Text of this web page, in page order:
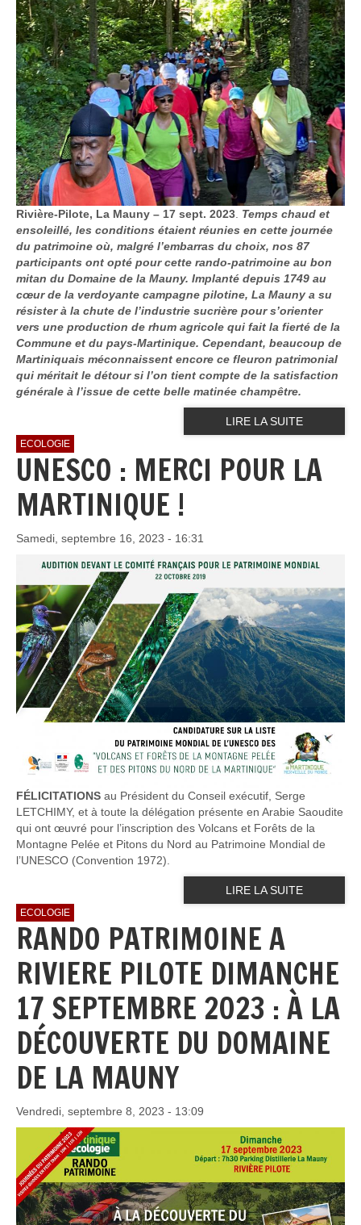
Rivière-Pilote, La Mauny – 17 sept. 2023. Temps chaud et
ensoleillé, les conditions étaient réunies en cette journée
du patrimoine où, malgré l’embarras du choix, nos 87
participants ont opté pour cette rando-patrimoine au bon
mitan du Domaine de la Mauny. Implanté depuis 1749 au
cœur de la verdoyante campagne pilotine, La Mauny a su
résister à la chute de l’industrie sucrière pour s’orienter
vers une production de rhum agricole qui fait la fierté de la
Commune et du pays-Martinique. Cependant, beaucoup de
Martiniquais méconnaissent encore ce fleuron patrimonial
qui méritait le détour si l’on tient compte de la satisfaction
générale à l’issue de cette belle matinée champêtre.
LIRE LA SUITE
ECOLOGIE
UNESCO : MERCI POUR LA
MARTINIQUE !
Samedi, septembre 16, 2023 - 16:31
FÉLICITATIONS au Président du Conseil exécutif, Serge
LETCHIMY, et à toute la délégation présente en Arabie Saoudite
qui ont œuvré pour l’inscription des Volcans et Forêts de la
Montagne Pelée et Pitons du Nord au Patrimoine Mondial de
l’UNESCO (Convention 1972).
LIRE LA SUITE
ECOLOGIE
RANDO PATRIMOINE A
RIVIERE PILOTE DIMANCHE
17 SEPTEMBRE 2023 : À LA
DÉCOUVERTE DU DOMAINE
DE LA MAUNY
Vendredi, septembre 8, 2023 - 13:09